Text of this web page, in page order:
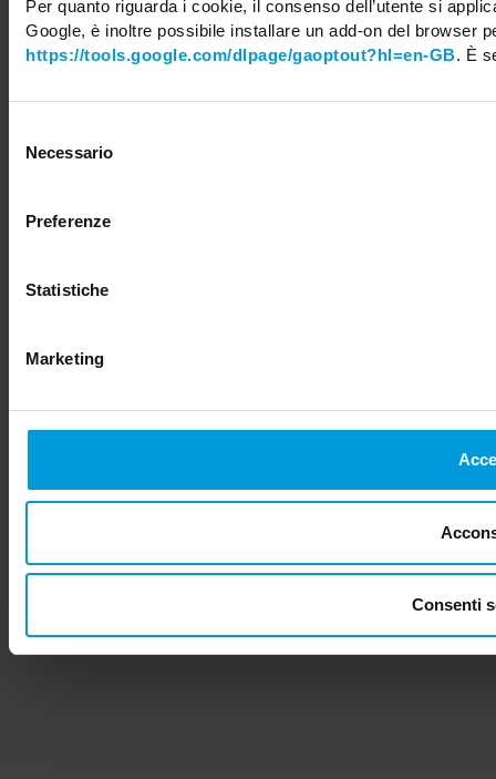
Per quanto riguarda i cookie, il consenso dell’utente si
Google, è inoltre possibile installare un add-on del browser
https://tools.google.com/dlpage/gaoptout?hl=en-GB. È
delNecessario
Preferenze
Statistiche
Marketing
Consenti